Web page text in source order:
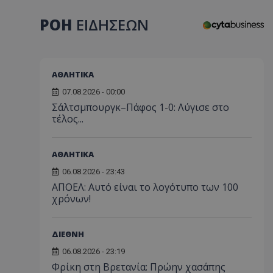
ΡΟΗ ΕΙΔΗΣΕΩΝ
ΑΘΛΗΤΙΚΑ
07.08.2026 - 00:00
Σάλτσμπουργκ–Πάφος 1-0: Λύγισε στο
τέλος...
ΑΘΛΗΤΙΚΑ
06.08.2026 - 23:43
ΑΠΟΕΛ: Αυτό είναι το λογότυπο των 100
χρόνων!
ΔΙΕΘΝΗ
06.08.2026 - 23:19
Φρίκη στη Βρετανία: Πρώην χασάπης